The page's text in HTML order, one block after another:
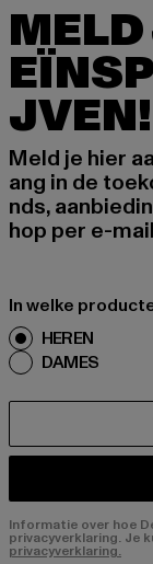
JVEN!
Meld je hier
ang in de
nds,
hop per e-
In welke
HEREN
DAMES
Informatie over hoe
privacyverklaring. Je
privacyverklaring.